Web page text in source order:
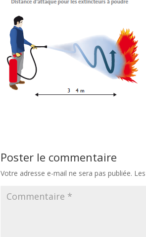
Poster le commentaire
Votre adresse e-mail ne sera pas publiée.